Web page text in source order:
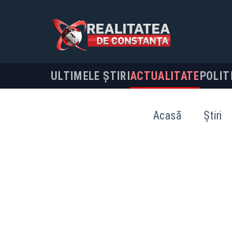
ULTIMELE ȘTIRI ACTUALITATE
Acasă Știri